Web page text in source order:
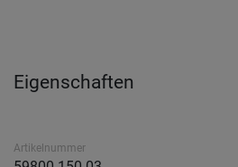
Eigenschaften
Artikelnummer